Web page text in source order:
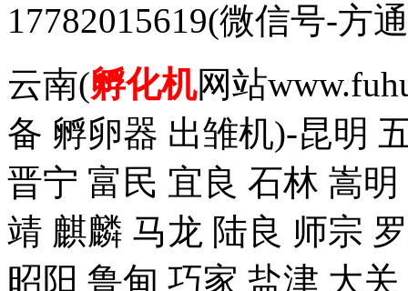
17782015619(微信号-方
云南(孵化机网站
备 孵卵器 出雏机)-昆明
晋宁 富民 宜良 石林 嵩
靖 麒麟 马龙 陆良 师宗
昭阳 鲁甸 巧家 盐津 大